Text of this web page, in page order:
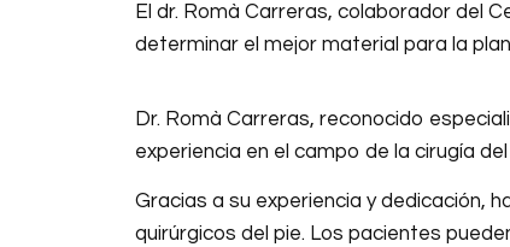
El dr. Romà Carreras, colaborador del
determinar el mejor material para la
Dr. Romà Carreras, reconocido
experiencia en el campo de la cirugía del
Gracias a su experiencia y dedicación,
quirúrgicos del pie. Los pacientes